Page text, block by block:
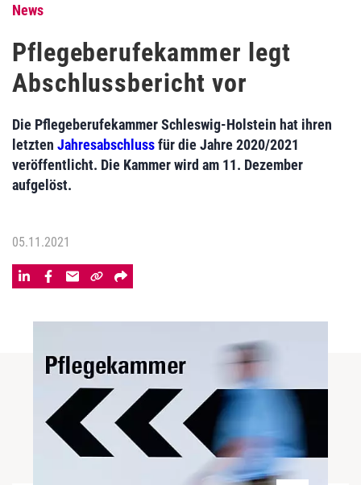
News
Pflegeberufekammer legt
Abschlussbericht vor
Die Pflegeberufekammer Schleswig-Holstein hat ihren
letzten Jahresabschlussfür die Jahre 2020/2021
veröffentlicht. Die Kammer wird am 11. Dezember
aufgelöst.
05.11.2021